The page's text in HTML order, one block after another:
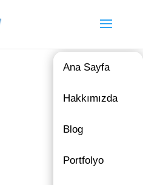
Ana Sayfa
Hakkımızda
Blog
Portfolyo